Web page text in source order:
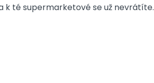
k té supermarketové se už nevrátíte.